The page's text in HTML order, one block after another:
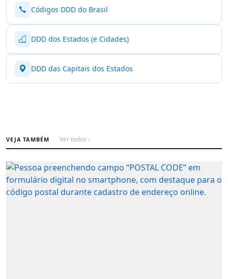
Códigos DDD do Brasil
DDD dos Estados (e Cidades)
DDD das Capitais dos Estados
VEJA TAMBÉM Ver todos ›